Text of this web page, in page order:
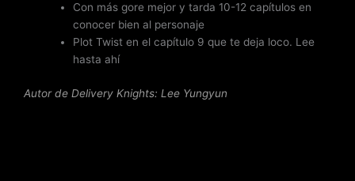
Con más gore mejor y tarda 10-12 capítulos en
conocer bien al personaje
Plot Twist en el capítulo 9 que te deja loco. Lee
hasta ahí
Autor de Delivery Knights: Lee Yungyun